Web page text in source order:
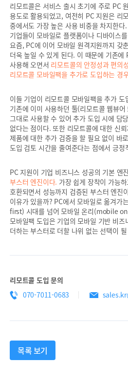
리모트콜은 서비스 출시 초기에 주로 PC
용도로 활용되었고, 여전히 PC 지원은 리
중에서도 가장 높은 사용 비중을 차지한
기업들이 모바일로 플랫폼이나 디바이스
요즘, PC에 이어 모바일 원격지원까지 갖
더욱 높일 수 있게 된다. 이 때문에 기존에
사용해 오면서 리모트콜의 안정성과 편의
리모트콜 모바일팩을 추가로 도입하는 경
이들 기업이 리모트콜 모바일팩을 추가
기존에 이미 사용하던 툴(리모트콜 웹뷰
그대로 사용할 수 있어 추가 도입 시에 담
없다는 점이다. 또한 리모트콜에 대한 신
제품에 대한 추가 검증을 할 필요 없이 바
도입 검토 시간을 줄여준다는 점에서 긍정
PC 지원이 기업 비즈니스 성공의 기본 엔
부스터 엔진이다. 가장 쉽게 장착이 가능
호환되면서 성능까지 검증된 부스터 엔진
이유가 있을까? PC에서 모바일로 옮겨
first) 시대를 넘어 모바일 온리(mobile
모바일팩 도입은 기업의 모바일 기반 비즈
더하는 부스터로 더할 나위 없는 선택이
리모트콜 도입 문의
070-7011-0683
목록 보기